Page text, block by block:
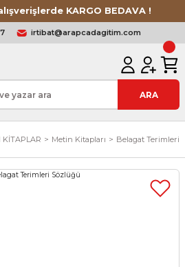
KARGO BEDAVA !
irtibat@arapcadagitim.com
ARA
KİTAPLAR Metin Kitapları Belagat Terimleri